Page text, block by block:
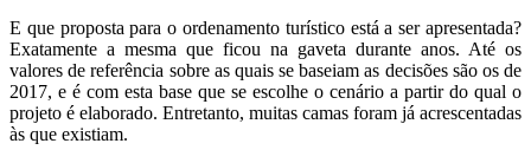
E que proposta para o ordenamento turístico está a ser apresentada?
Exatamente a mesma que ficou na gaveta durante anos. Até os
valores de referência sobre as quais se baseiam as decisões são os de
2017, e é com esta base que se escolhe o cenário a partir do qual o
projeto é elaborado. Entretanto, muitas camas foram já acrescentadas
às que existiam.